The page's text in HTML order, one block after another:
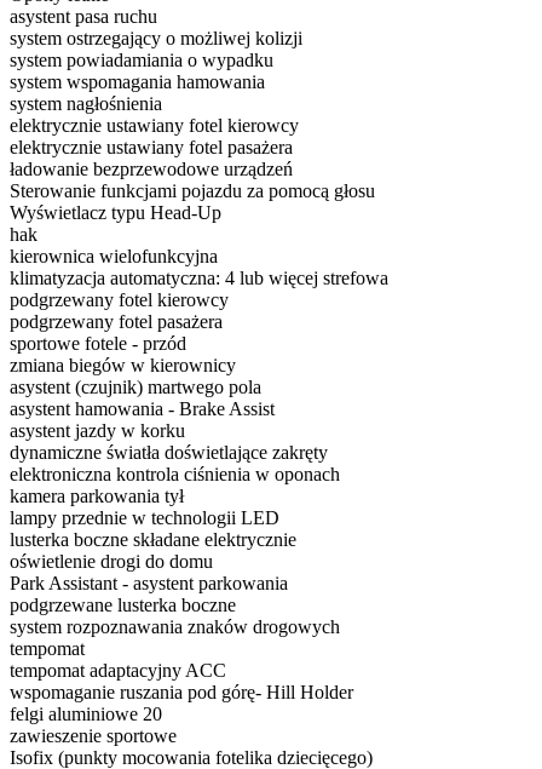
asystent pasa ruchu
system ostrzegający o możliwej kolizji
system powiadamiania o wypadku
system wspomagania hamowania
system nagłośnienia
elektrycznie ustawiany fotel kierowcy
elektrycznie ustawiany fotel pasażera
ładowanie bezprzewodowe urządzeń
Sterowanie funkcjami pojazdu za pomocą głosu
Wyświetlacz typu Head-Up
hak
kierownica wielofunkcyjna
klimatyzacja automatyczna: 4 lub więcej strefowa
podgrzewany fotel kierowcy
podgrzewany fotel pasażera
sportowe fotele - przód
zmiana biegów w kierownicy
asystent (czujnik) martwego pola
asystent hamowania - Brake Assist
asystent jazdy w korku
dynamiczne światła doświetlające zakręty
elektroniczna kontrola ciśnienia w oponach
kamera parkowania tył
lampy przednie w technologii LED
lusterka boczne składane elektrycznie
oświetlenie drogi do domu
Park Assistant - asystent parkowania
podgrzewane lusterka boczne
system rozpoznawania znaków drogowych
tempomat
tempomat adaptacyjny ACC
wspomaganie ruszania pod górę- Hill Holder
felgi aluminiowe 20
zawieszenie sportowe
Isofix (punkty mocowania fotelika dziecięcego)